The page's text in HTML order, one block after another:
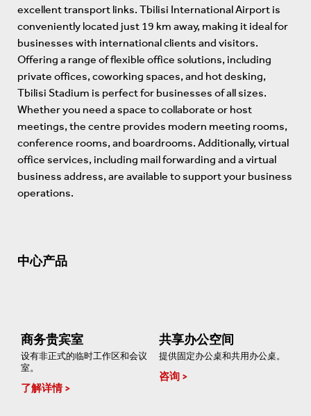
excellent transport links. Tbilisi International Airport is
conveniently located just 19 km away, making it ideal for
businesses with international clients and visitors.
Offering a range of flexible office solutions, including
private offices, coworking spaces, and hot desking,
Tbilisi Stadium is perfect for businesses of all sizes.
Whether you need a space to collaborate or host
meetings, the centre provides modern meeting rooms,
conference rooms, and boardrooms. Additionally, virtual
office services, including mail forwarding and a virtual
business address, are available to support your business
operations.
中心产品
商务贵宾室
设有非正式的临时工作区和会议
室。
了解详情
共享办公空间
提供固定办公桌和共用办公桌。
咨询